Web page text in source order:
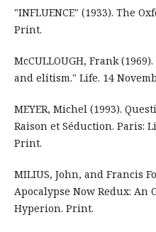
"INFLUENCE" (1933). The
Print.
McCULLOUGH, Frank
and elitism." Life. 14
MEYER, Michel (1993).
Raison et Séduction. Paris:
Print.
MILIUS, John, and Francis
Apocalypse Now Redux: An
Hyperion. Print.